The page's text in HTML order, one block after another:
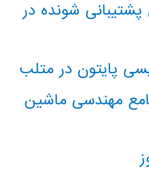
شونده در
پایتون در متلب
مهندسی ماشین